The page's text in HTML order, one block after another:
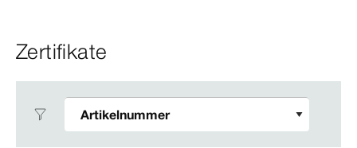
Zertifikate